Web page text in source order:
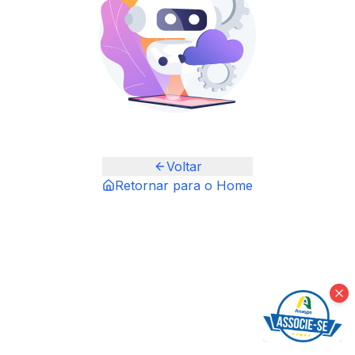
Voltar
Retornar para o Home